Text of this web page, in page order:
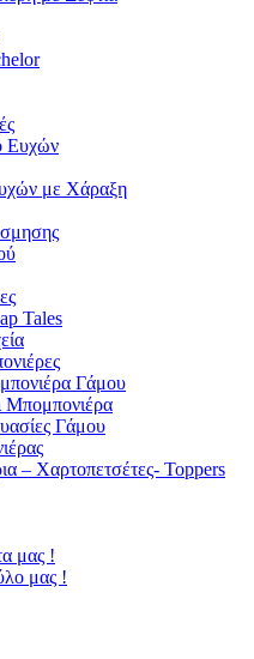
Ευχών
με Χάραξη
Tales
Γάμου
Μπομπονιέρα
Γάμου
– Χαρτοπετσέτες- Toppers
μας !
μας !